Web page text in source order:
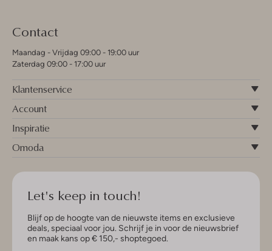
Contact
Maandag - Vrijdag 09:00 - 19:00 uur
Zaterdag 09:00 - 17:00 uur
Klantenservice
Account
Inspiratie
Omoda
Let's keep in touch!
Blijf op de hoogte van de nieuwste items en exclusieve
deals, speciaal voor jou. Schrijf je in voor de nieuwsbrief
en maak kans op € 150,- shoptegoed.